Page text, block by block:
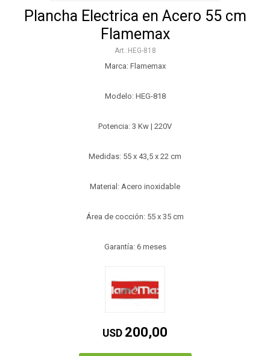
Plancha Electrica en Acero 55 cm
Flamemax
HEG-818
Marca: Flamemax
Modelo: HEG-818
Potencia: 3 Kw | 220V
Medidas: 55 x 43,5 x 22 cm
Material: Acero inoxidable
Área de cocción: 55 x 35 cm
Garantía: 6 meses
USD 200,00